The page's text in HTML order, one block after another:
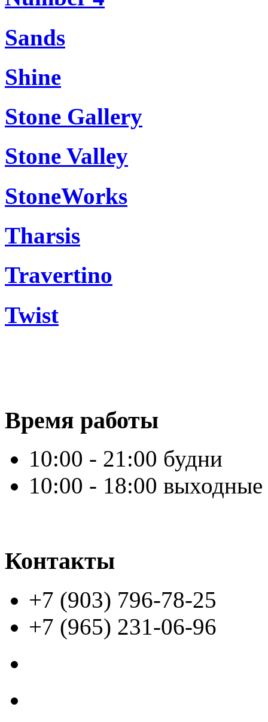
Sands
Shine
Stone Gallery
Stone Valley
StoneWorks
Tharsis
Travertino
Twist
Время работы
10:00 - 21:00 будни
10:00 - 18:00 выходные
Контакты
+7 (903) 796-78-25
+7 (965) 231-06-96